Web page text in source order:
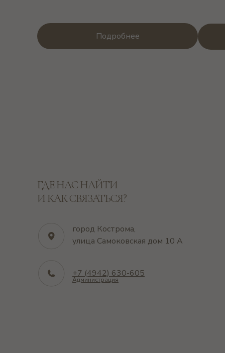
Подробнее
ГДЕ НАС НАЙТИ
И КАК СВЯЗАТЬСЯ?
город Кострома,
улица Самоковская дом 10 А
Администрация
+7 (4942) 630-605